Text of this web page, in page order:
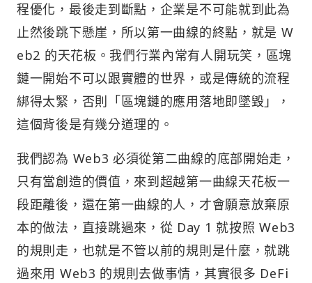
程優化，最後走到斷點，企業是不可能就到此為
止然後跳下懸崖，所以第一曲線的終點，就是 W
eb2 的天花板。我們行業內常有人開玩笑，區塊
鏈一開始不可以跟實體的世界，或是傳統的流程
綁得太緊，否則「區塊鏈的應用落地即墜毀」，
這個背後是有幾分道理的。
我們認為 Web3 必須從第二曲線的底部開始走，
只有當創造的價值，來到超越第一曲線天花板一
段距離後，還在第一曲線的人，才會願意放棄原
本的做法，直接跳過來，從 Day 1 就按照 Web3
的規則走，也就是不管以前的規則是什麼，就跳
過來用 Web3 的規則去做事情，其實很多 DeFi